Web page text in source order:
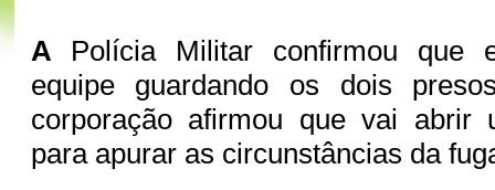
A Polícia Militar confirmou que
equipe guardando os dois
corporação afirmou que vai abrir
para apurar as circunstâncias da